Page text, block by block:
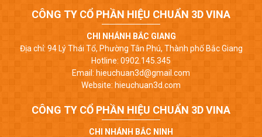
CÔNG TY CỔ PHẦN HIỆU CHUẨN 3D VINA
CHI NHÁNH BẮC GIANG
Địa chỉ: 94 Lý Thái Tổ, Phường Tân Phú, Thành phố Bắc Giang
Hotline: 0902.145.345
Email: hieuchuan3d@gmail.com
Website: hieuchuan3d.com
CÔNG TY CỔ PHẦN HIỆU CHUẨN 3D VINA
CHI NHÁNH BẮC NINH